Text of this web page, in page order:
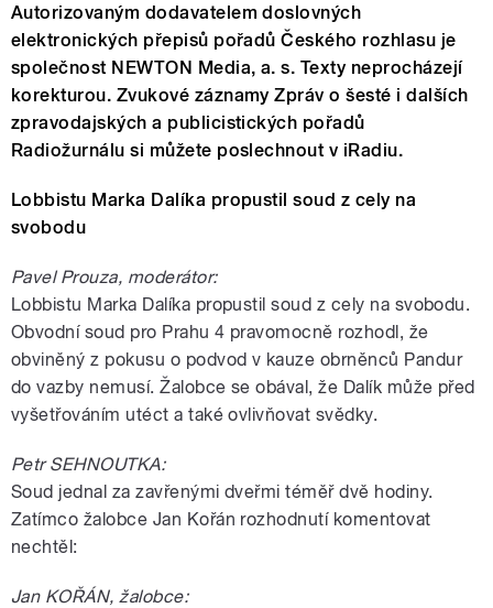
Autorizovaným dodavatelem doslovných
elektronických přepisů pořadů Českého rozhlasu je
společnost NEWTON Media, a. s. Texty neprocházejí
korekturou. Zvukové záznamy Zpráv o šesté i dalších
zpravodajských a publicistických pořadů
Radiožurnálu si můžete poslechnout v iRadiu.
Lobbistu Marka Dalíka propustil soud z cely na
svobodu
Pavel Prouza, moderátor:
Lobbistu Marka Dalíka propustil soud z cely na svobodu.
Obvodní soud pro Prahu 4 pravomocně rozhodl, že
obviněný z pokusu o podvod v kauze obrněnců Pandur
do vazby nemusí. Žalobce se obával, že Dalík může před
vyšetřováním utéct a také ovlivňovat svědky.
Petr SEHNOUTKA:
Soud jednal za zavřenými dveřmi téměř dvě hodiny.
Zatímco žalobce Jan Kořán rozhodnutí komentovat
nechtěl:
Jan KOŘÁN, žalobce: